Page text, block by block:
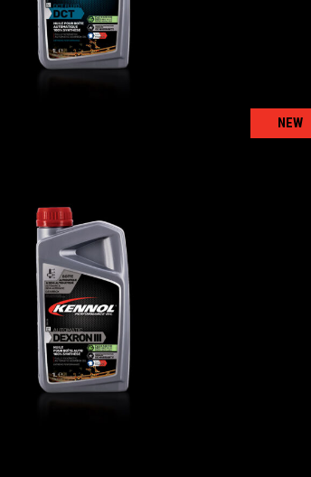
DEXRON III
Huiles de transmission
NEW